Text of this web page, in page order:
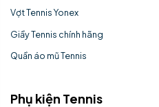
Vợt Tennis Yonex
Giầy Tennis chính hãng
Quần áo mũ Tennis
Phụ kiện Tennis